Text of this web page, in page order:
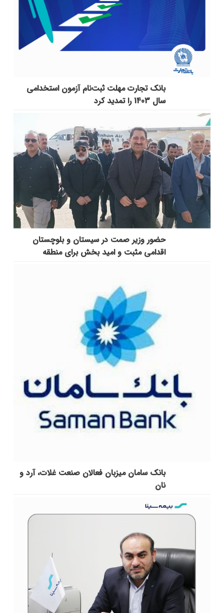
بانک تجارت مهلت ثبت‌نام آزمون استخدامی
سال 1403 را تمدید کرد
حضور وزیر صمت در سیستان و بلوچستان
اقدامی مثبت و امید بخش برای منطقه
بانک سامان میزبان فعالان صنعت غلات، آرد و
نان